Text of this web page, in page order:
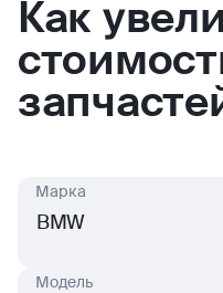
Как
BMW
Марка
Модель